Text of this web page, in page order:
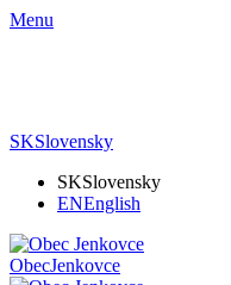
Menu
SKSlovensky
SKSlovensky
ENEnglish
ObecJenkovce